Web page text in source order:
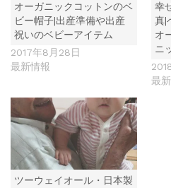
オーガニックコットンのベ
ビー帽子|出産準備や出産
祝いのベビーアイテム
2017年8月28日
最新情報
幸
真|
オ
ニ
最
ツーウェイオール・日本製